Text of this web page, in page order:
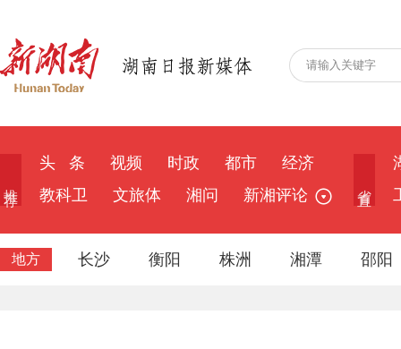
头 条 视频 时政 都市
经济
教科卫
文旅体 湘问 新湘评论
地方 长沙 衡阳 株洲 湘潭 邵阳